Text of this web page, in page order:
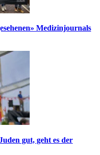
Medizinjournals
gut, geht es der